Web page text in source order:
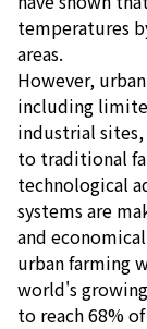
temperatures
areas.
However,
including
industrial
to traditional
technological
systems are
and
urban farming
world's
to reach 68%